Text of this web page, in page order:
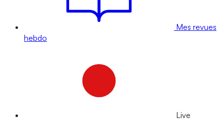
Mes revues
hebdo
Live